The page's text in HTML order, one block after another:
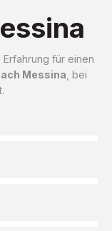
für einen
Messina , bei